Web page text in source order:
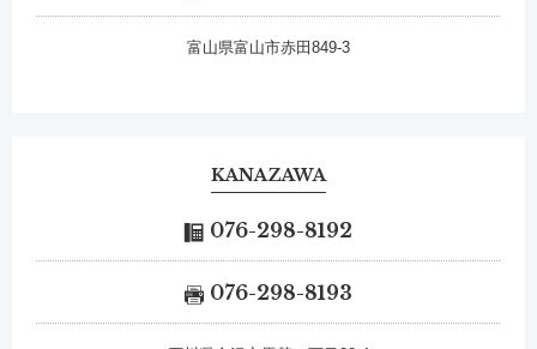
富山県富山市赤田849-3
KANAZAWA
076-298-8192
076-298-8193